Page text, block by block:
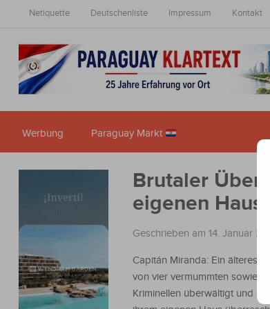
Netiquette Deutschenliste Impressum Kontakt
Werbung Paraguay Markt
Brutaler
eigenen
Geschrieben am 14. Januar
Capitán Miranda: Ein älteres
von vier vermummten sowie
Kriminellen überwältigt und